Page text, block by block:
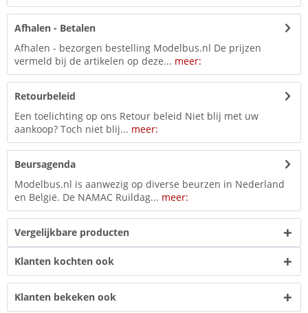
Afhalen - Betalen
Afhalen - bezorgen bestelling Modelbus.nl De prijzen
vermeld bij de artikelen op deze... meer:
Retourbeleid
Een toelichting op ons Retour beleid Niet blij met uw
aankoop? Toch niet blij... meer:
Beursagenda
Modelbus.nl is aanwezig op diverse beurzen in Nederland
en België. De NAMAC Ruildag... meer:
Vergelijkbare producten
Klanten kochten ook
Klanten bekeken ook